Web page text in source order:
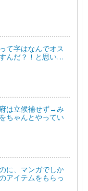
て字はなんでオス
んだ？！と思い…
は立候補せず→み
ちゃんとやってい
に、マンガでしか
アイテムをもらっ